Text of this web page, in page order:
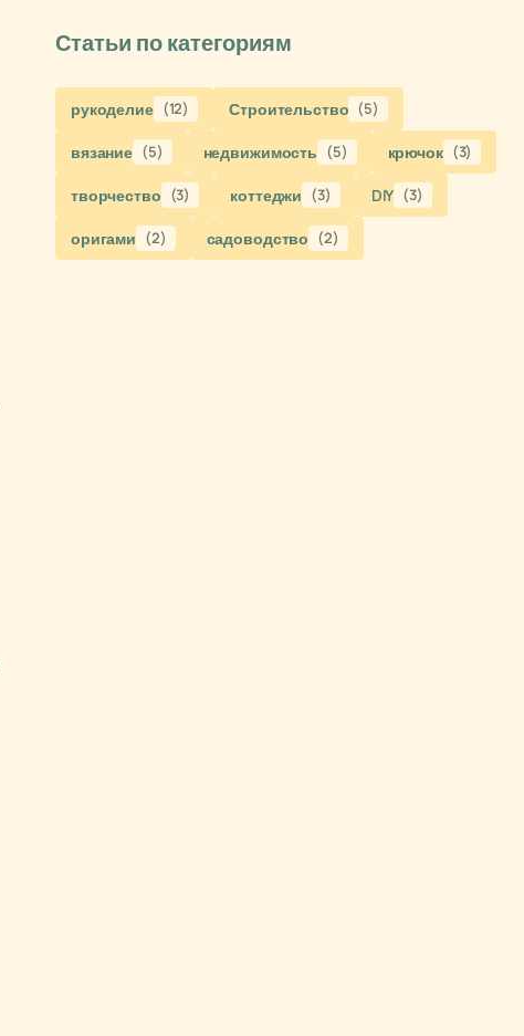
Статьи по категориям
рукоделие (12) Строительство (5)
вязание (5) недвижимость (5) крючок (3)
творчество (3) коттеджи (3) DIY (3)
оригами (2) садоводство (2)